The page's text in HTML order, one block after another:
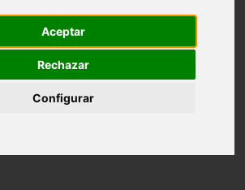
Aceptar
Rechazar
Configurar